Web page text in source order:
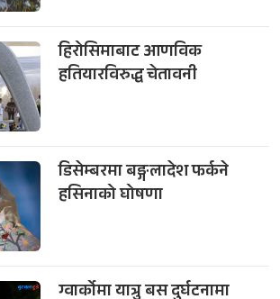
हिरोसिमाबाट आणविक
हतियारविरुद्ध चेतावनी
डिसेम्बरमा बङ्गलादेश फर्कने
हसिनाको घोषणा
ग्वार्कोमा यात्रु बस दुर्घटनामा